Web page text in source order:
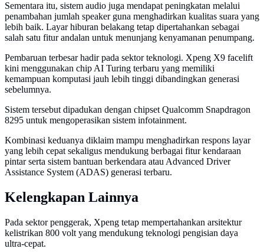
Sementara itu, sistem audio juga mendapat peningkatan melalui
penambahan jumlah speaker guna menghadirkan kualitas suara yang
lebih baik. Layar hiburan belakang tetap dipertahankan sebagai
salah satu fitur andalan untuk menunjang kenyamanan penumpang.
Pembaruan terbesar hadir pada sektor teknologi. Xpeng X9 facelift
kini menggunakan chip AI Turing terbaru yang memiliki
kemampuan komputasi jauh lebih tinggi dibandingkan generasi
sebelumnya.
Sistem tersebut dipadukan dengan chipset Qualcomm Snapdragon
8295 untuk mengoperasikan sistem infotainment.
Kombinasi keduanya diklaim mampu menghadirkan respons layar
yang lebih cepat sekaligus mendukung berbagai fitur kendaraan
pintar serta sistem bantuan berkendara atau Advanced Driver
Assistance System (ADAS) generasi terbaru.
Kelengkapan Lainnya
Pada sektor penggerak, Xpeng tetap mempertahankan arsitektur
kelistrikan 800 volt yang mendukung teknologi pengisian daya
ultra-cepat.